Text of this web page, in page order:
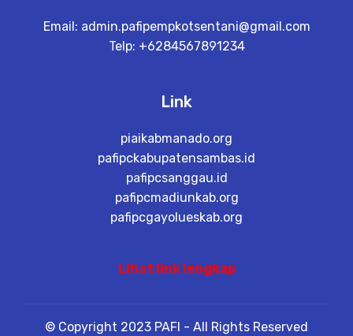
Email: admin.pafipempkotsentani@gmail.com
Telp: +6284567891234
Link
piaikabmanado.org
pafipckabupatensambas.id
pafipcsanggau.id
pafipcmadiunkab.org
pafipcgayolueskab.org
Lihat link lengkap
© Copyright 2023 PAFI - All Rights Reserved